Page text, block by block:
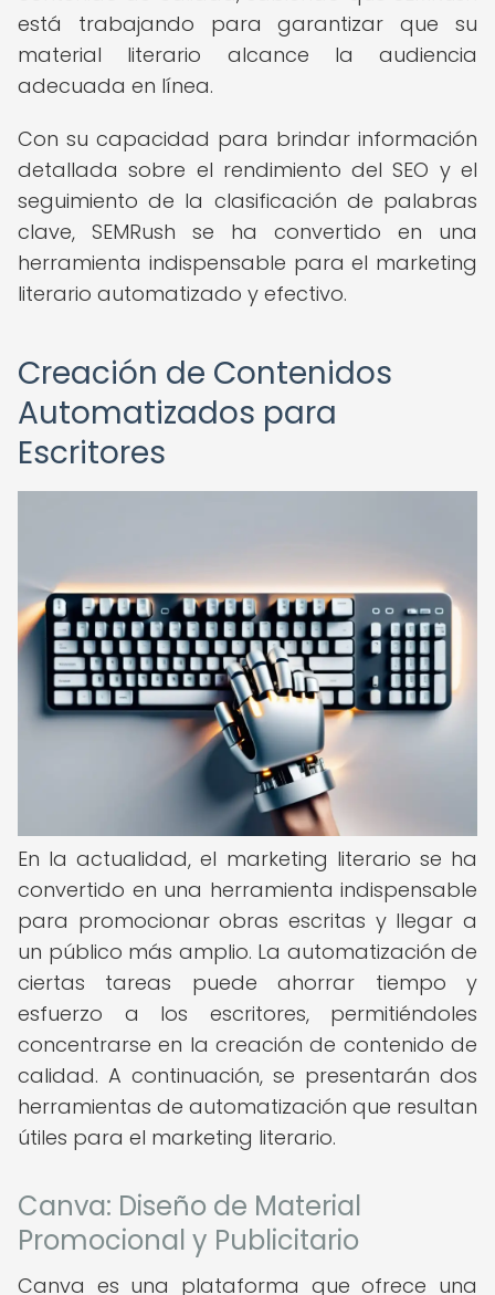
está trabajando para garantizar que su
material literario alcance la audiencia
adecuada en línea.
Con su capacidad para brindar información
detallada sobre el rendimiento del SEO y el
seguimiento de la clasificación de palabras
clave, SEMRush se ha convertido en una
herramienta indispensable para el marketing
literario automatizado y efectivo.
Creación de Contenidos
Automatizados para
Escritores
En la actualidad, el marketing literario se ha
convertido en una herramienta indispensable
para promocionar obras escritas y llegar a
un público más amplio. La automatización de
ciertas tareas puede ahorrar tiempo y
esfuerzo a los escritores, permitiéndoles
concentrarse en la creación de contenido de
calidad. A continuación, se presentarán dos
herramientas de automatización que resultan
útiles para el marketing literario.
Canva: Diseño de Material
Promocional y Publicitario
Canva es una plataforma que ofrece una